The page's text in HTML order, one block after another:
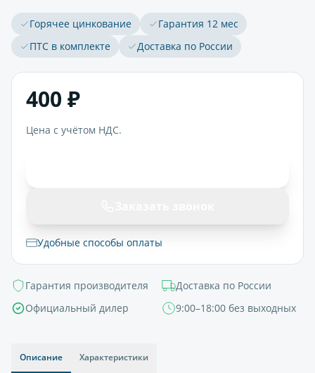
Горячее цинкование
Гарантия 12 мес
ПТС в комплекте
Доставка по России
400 ₽
Цена с учётом НДС.
Удобные способы оплаты
Гарантия производителя
Доставка по России
Официальный дилер
9:00–18:00 без выходных
Описание Характеристики